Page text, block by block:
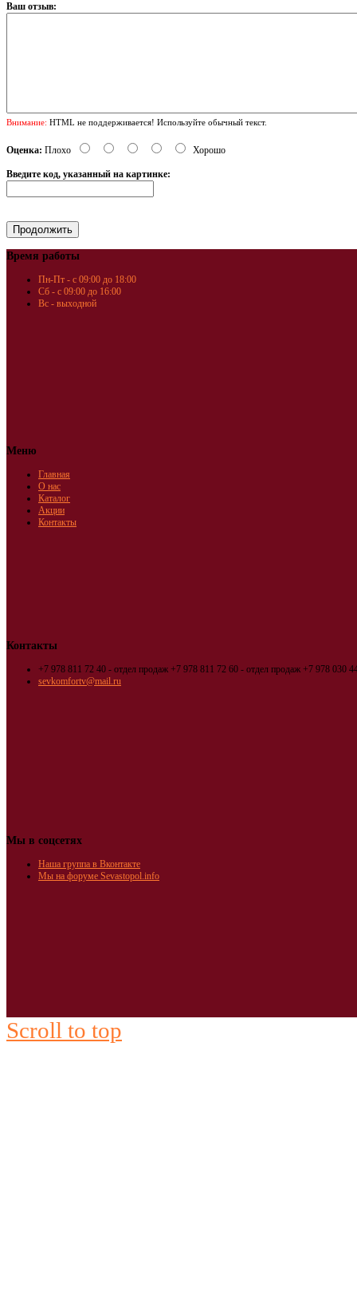
Ваш отзыв:
Внимание: HTML не поддерживается! Используйте обычный текст.
Оценка: Плохо Хорошо
Введите код, указанный на картинке:
Время работы
Пн-Пт - с 09:00 до 18:00
Сб - с 09:00 до 16:00
Вс - выходной
Меню
Главная
О нас
Каталог
Акции
Контакты
Контакты
+7 978 811 72 40 - отдел продаж +7 978 811 72 60 - отдел продаж +7 978 030
sevkomfortv@mail.ru
Мы в соцсетях
Наша группа в Вконтакте
Мы на форуме Sevastopol.info
Scroll to top